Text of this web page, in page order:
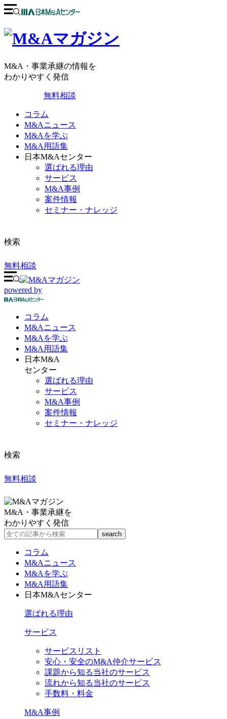
M&A・事業承継の情報を
わかりやすく発信
無料相談
コラム
M&Aニュース
M&Aを学ぶ
M&A用語集
日本M&Aセンター
選ばれる理由
サービス
M&A事例
案件情報
セミナー・ナレッジ
検索
無料相談
powered by
コラム
M&Aニュース
M&Aを学ぶ
M&A 用語集
日本M&A
センター
選ばれる理由
サービス
M&A事例
案件情報
セミナー・ナレッジ
検索
無料相談
M&A・事業承継を
わかりやすく発信
コラム
M&Aニュース
M&Aを学ぶ
M&A用語集
日本M&Aセンター
選ばれる理由
サービス
サービスリスト
安心・安全のM&A仲介サービス
課題から知る当社のサービス
流れから知る当社のサービス
手数料・料金
M&A事例